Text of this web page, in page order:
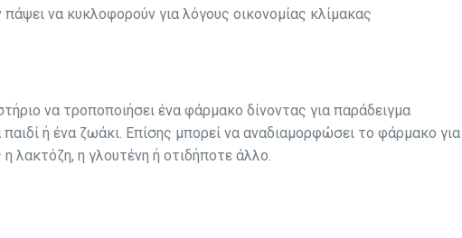
να κυκλοφορούν για λόγους οικονομίας κλίμακας
να τροποποιήσει ένα φάρμακο δίνοντας για παράδειγμα
ή ένα ζωάκι. Επίσης μπορεί να αναδιαμορφώσει το φάρμακο για
λακτόζη, η γλουτένη ή οτιδήποτε άλλο.